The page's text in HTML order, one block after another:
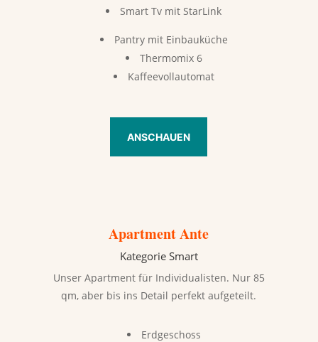
Smart Tv mit StarLink
Pantry mit Einbauküche
Thermomix 6
Kaffeevollautomat
ANSCHAUEN
Apartment Ante
Kategorie Smart
Unser Apartment für Individualisten. Nur 85
qm, aber bis ins Detail perfekt aufgeteilt.
Erdgeschoss